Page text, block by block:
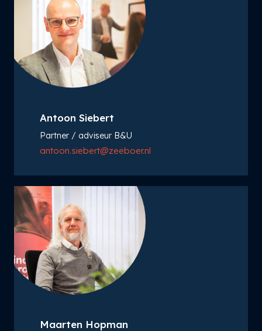
Antoon Siebert
Partner / adviseur B&U
antoon.siebert@zeeboer.nl
Maarten Hopman